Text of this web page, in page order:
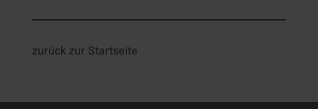
zurück zur Startseite